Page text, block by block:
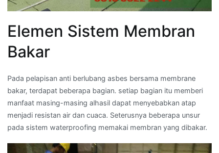
Elemen Sistem Membran
Bakar
Pada pelapisan anti berlubang asbes bersama membrane
bakar, terdapat beberapa bagian. setiap bagian itu memberi
manfaat masing-masing alhasil dapat menyebabkan atap
menjadi resistan air dan cuaca. Seterusnya beberapa unsur
pada sistem waterproofing memakai membran yang dibakar.